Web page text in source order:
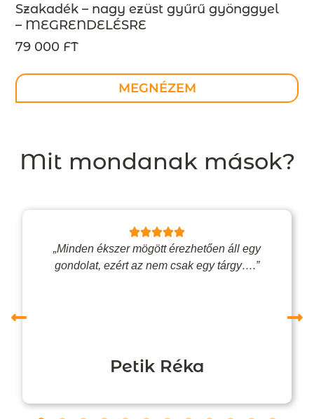
Szakadék – nagy ezüst gyűrű gyönggyel
– MEGRENDELÉSRE
79 000 FT
MEGNÉZEM
Mit mondanak mások?
„Minden ékszer mögött érezhetően áll egy
gondolat, ezért az nem csak egy tárgy….”
Petik Réka